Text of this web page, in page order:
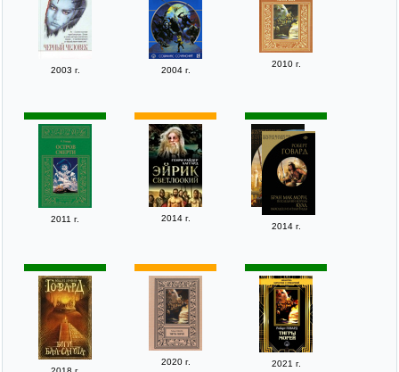
2003 г. 2004 г.
2010 г.
2011 г.
2014 г.
2014 г.
2020 г. 2021 г.